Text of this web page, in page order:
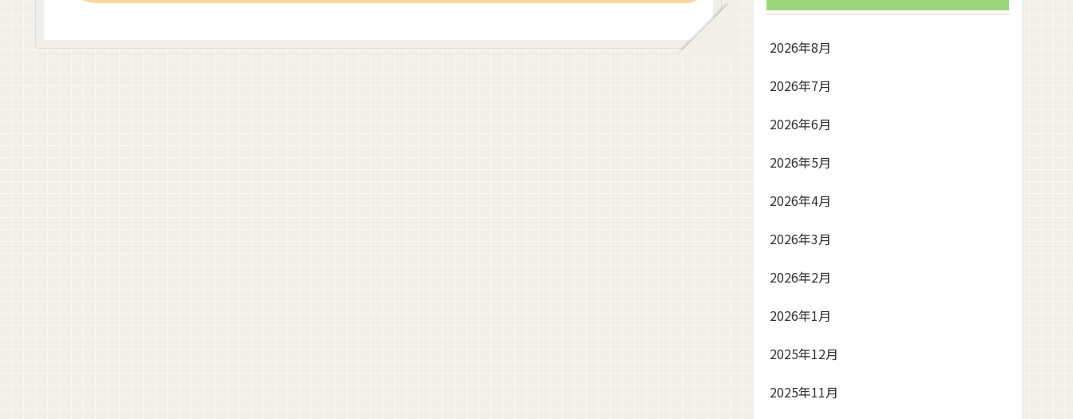
2026年8月
2026年7月
2026年6月
2026年5月
2026年4月
2026年3月
2026年2月
2026年1月
2025年12月
2025年11月